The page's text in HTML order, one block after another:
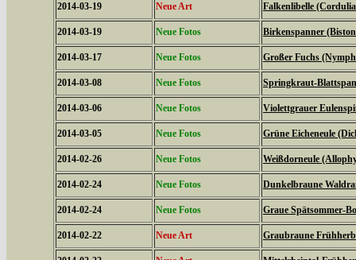
2014-03-19 Neue Art Falkenlibelle (Cordulia
2014-03-19 Neue Fotos Birkenspanner
2014-03-17 Neue Fotos Großer Fuchs
2014-03-08 Neue Fotos Springkraut-
2014-03-06 Neue Fotos Violettgrauer
2014-03-05 Neue Fotos Grüne Eicheneule
2014-02-26 Neue Fotos Weißdorneule
2014-02-24 Neue Fotos Dunkelbraune
2014-02-24 Neue Fotos Graue Spätsommer-
2014-02-22 Neue Art Graubraune